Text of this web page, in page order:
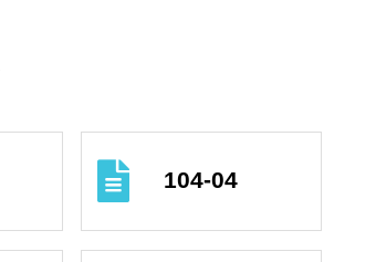
104-04